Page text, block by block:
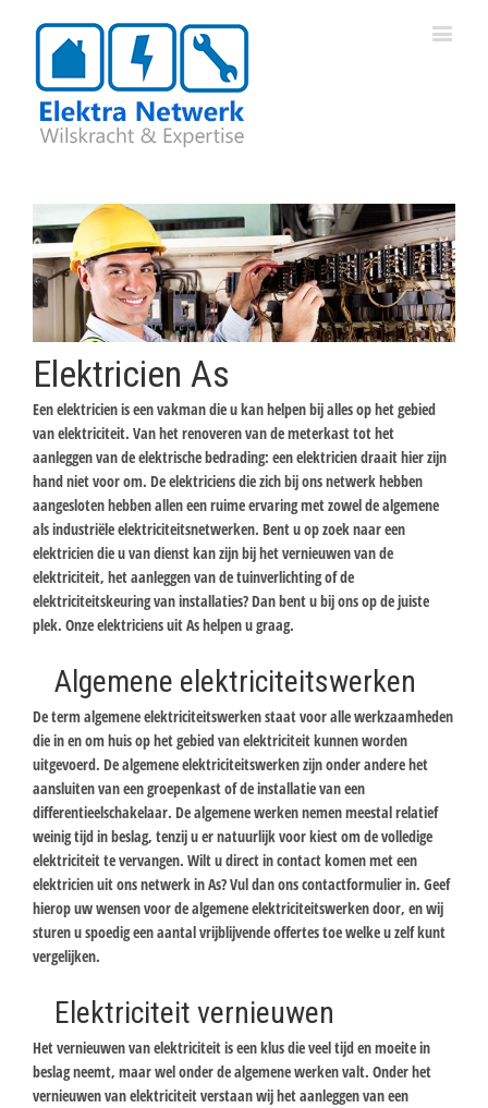
Elektricien As
Een elektricien is een vakman die u kan helpen bij alles op het gebied
van elektriciteit. Van het renoveren van de meterkast tot het
aanleggen van de elektrische bedrading: een elektricien draait hier zijn
hand niet voor om. De elektriciens die zich bij ons netwerk hebben
aangesloten hebben allen een ruime ervaring met zowel de algemene
als industriële elektriciteitsnetwerken. Bent u op zoek naar een
elektricien die u van dienst kan zijn bij het vernieuwen van de
elektriciteit, het aanleggen van de tuinverlichting of de
elektriciteitskeuring van installaties? Dan bent u bij ons op de juiste
plek. Onze elektriciens uit As helpen u graag.
Algemene elektriciteitswerken
De term algemene elektriciteitswerken staat voor alle werkzaamheden
die in en om huis op het gebied van elektriciteit kunnen worden
uitgevoerd. De algemene elektriciteitswerken zijn onder andere het
aansluiten van een groepenkast of de installatie van een
differentieelschakelaar. De algemene werken nemen meestal relatief
weinig tijd in beslag, tenzij u er natuurlijk voor kiest om de volledige
elektriciteit te vervangen. Wilt u direct in contact komen met een
elektricien uit ons netwerk in As? Vul dan ons contactformulier in. Geef
hierop uw wensen voor de algemene elektriciteitswerken door, en wij
sturen u spoedig een aantal vrijblijvende offertes toe welke u zelf kunt
vergelijken.
Elektriciteit vernieuwen
Het vernieuwen van elektriciteit is een klus die veel tijd en moeite in
beslag neemt, maar wel onder de algemene werken valt. Onder het
vernieuwen van elektriciteit verstaan wij het aanleggen van een